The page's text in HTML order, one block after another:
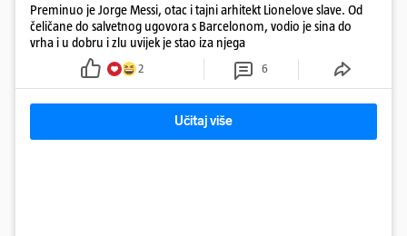
Preminuo je Jorge Messi, otac i tajni arhitekt Lionelove slave. Od
čeličane do salvetnog ugovora s Barcelonom, vodio je sina do
vrha i u dobru i zlu uvijek je stao iza njega
2 6
Učitaj više